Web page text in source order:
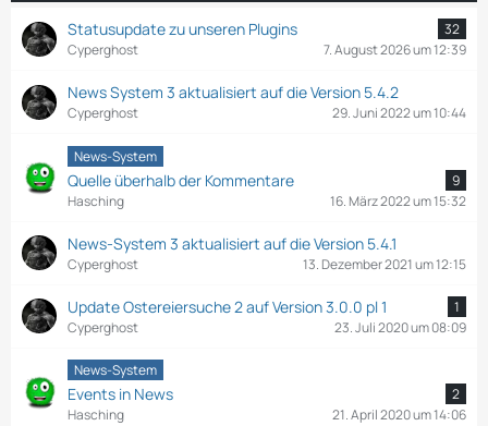
Statusupdate zu unseren Plugins
32
Cyperghost
7. August 2026 um 12:39
News System 3 aktualisiert auf die Version 5.4.2
Cyperghost 29. Juni 2022 um 10:44
News-System
Quelle überhalb der Kommentare
9
Hasching
16. März 2022 um 15:32
News-System 3 aktualisiert auf die Version 5.4.1
Cyperghost 13. Dezember 2021 um 12:15
Update Ostereiersuche 2 auf Version 3.0.0 pl 1
1
Cyperghost
23. Juli 2020 um 08:09
News-System
Events in News
2
Hasching
21. April 2020 um 14:06